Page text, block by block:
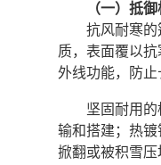
（一）抵
抗风耐寒
质，表面覆以
外线功能，防止
坚固耐用
输和搭建；热
掀翻或被积雪压